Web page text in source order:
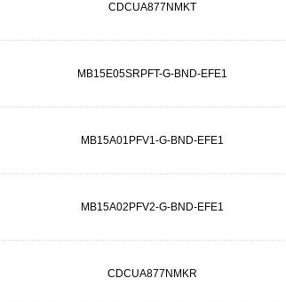
CDCUA877NMKT
MB15E05SRPFT-G-BND-EFE1
MB15A01PFV1-G-BND-EFE1
MB15A02PFV2-G-BND-EFE1
CDCUA877NMKR